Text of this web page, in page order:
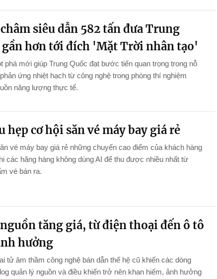
siêu dẫn 582 tấn đưa Trung
gần hơn tới đích 'Mặt Trời nhân tạo'
phá mới giúp Trung Quốc đạt bước tiến quan trọng trong nỗ
ứng nhiệt hạch từ công nghệ trong phòng thí nghiệm
năng lượng thực tế.
hẹp cơ hội săn vé máy bay giá rẻ
vé máy bay giá rẻ những chuyến cao điểm của khách hàng
các hãng hàng không dùng AI để thu được nhiều nhất từ
vé bán ra.
tăng giá, từ điện thoại đến ô tô
hưởng
tử âm thầm công nghệ bán dẫn thế hệ cũ khiến các dòng
quản lý nguồn và điều khiển trở nên khan hiếm, ảnh hưởng